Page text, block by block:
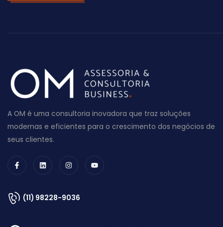
A OM é uma consultoria inovadora que traz soluções
modernas e eficientes para o crescimento dos negócios de
seus clientes.
(11) 98228-9036